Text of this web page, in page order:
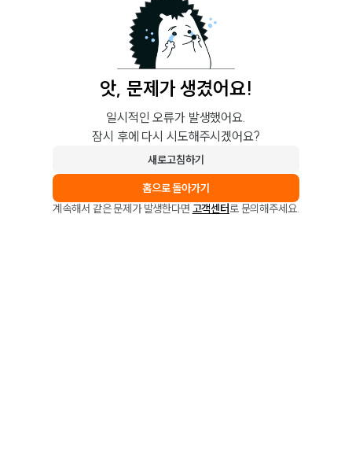
앗, 문제가 생겼어요!
일시적인 오류가 발생했어요.
잠시 후에 다시 시도해주시겠어요?
새로고침하기
홈으로 돌아가기
계속해서 같은 문제가 발생한다면 고객센터로 문의해주세요.